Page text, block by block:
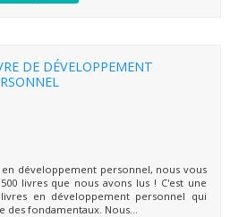
DE DÉVELOPPEMENT
développement personnel, nous vous
livres que nous avons lus ! C'est une
en développement personnel qui
fondamentaux. Nous...